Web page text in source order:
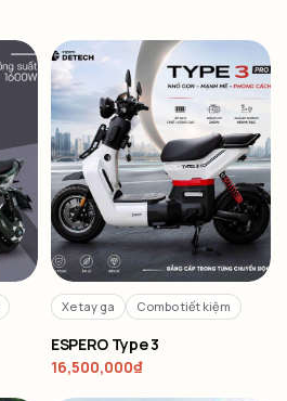
Xe tay ga Combo tiết kiệm
ESPERO Type 3
16,500,000₫